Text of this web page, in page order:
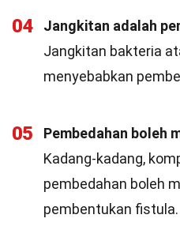
04
Jangkitan adalah
Jangkitan bakteria
menyebabkan
05
Pembedahan boleh
Kadang-kadang,
pembedahan boleh
pembentukan fistula.